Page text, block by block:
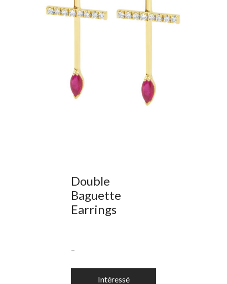
Double
Baguette
Earrings
–
Intéressé